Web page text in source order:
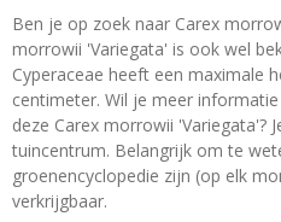
Ben je op zoek naar Carex
morrowii 'Variegata' is ook wel
Cyperaceae heeft een maximale
centimeter. Wil je meer
deze Carex morrowii 'Variegata'?
tuincentrum. Belangrijk om te
groenencyclopedie zijn (op elk
verkrijgbaar.